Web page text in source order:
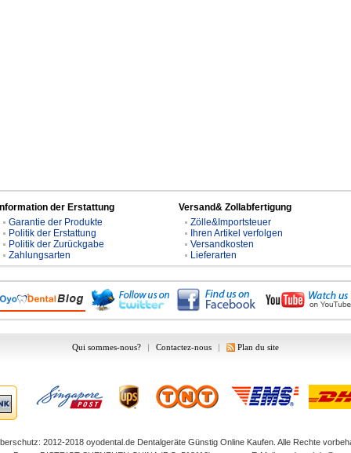
Information der Erstattung
Garantie der Produkte
Politik der Erstattung
Politik der Zurückgabe
Zahlungsarten
Versand& Zollabfertigung
Zölle&Importsteuer
Ihren Artikel verfolgen
Versandkosten
Lieferarten
Qui sommes-nous? | Contactez-nous | Plan du site
2012-2018 oyodental.de Dentalgeräte Günstig Online Kaufen. Alle Rechte